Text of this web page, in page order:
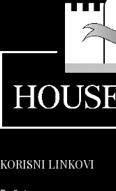
KORISNI LINKOVI